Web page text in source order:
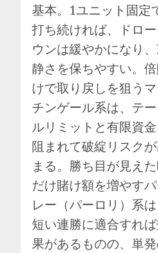
基本。1ユニット固定
打ち続ければ、ドロ
ウンは緩やかになり
静さを保ちやすい。
けで取り戻しを狙う
チンゲール系は、テ
ルリミットと有限資
阻まれて破綻リスク
まる。勝ち目が見え
だけ賭け額を増やす
レー（パーロリ）系は
短い連勝に適合すれ
果があるものの、単